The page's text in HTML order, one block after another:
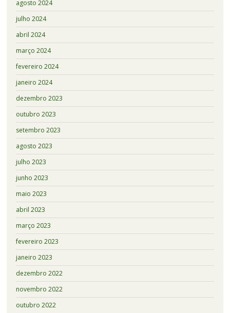
agosto 2024
julho 2024
abril 2024
março 2024
fevereiro 2024
janeiro 2024
dezembro 2023
outubro 2023
setembro 2023
agosto 2023
julho 2023
junho 2023
maio 2023
abril 2023
março 2023
fevereiro 2023
janeiro 2023
dezembro 2022
novembro 2022
outubro 2022